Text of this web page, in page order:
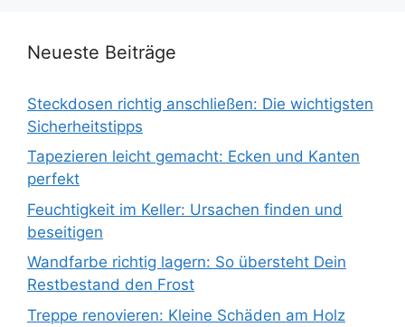
Neueste Beiträge
Steckdosen richtig anschließen: Die wichtigsten
Sicherheitstipps
Tapezieren leicht gemacht: Ecken und Kanten
perfekt
Feuchtigkeit im Keller: Ursachen finden und
beseitigen
Wandfarbe richtig lagern: So übersteht Dein
Restbestand den Frost
Treppe renovieren: Kleine Schäden am Holz